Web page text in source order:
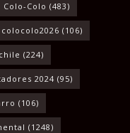
Colo-Colo (483)
colocolo2026 (106)
(224)
2024 (95)
(106)
(1248)